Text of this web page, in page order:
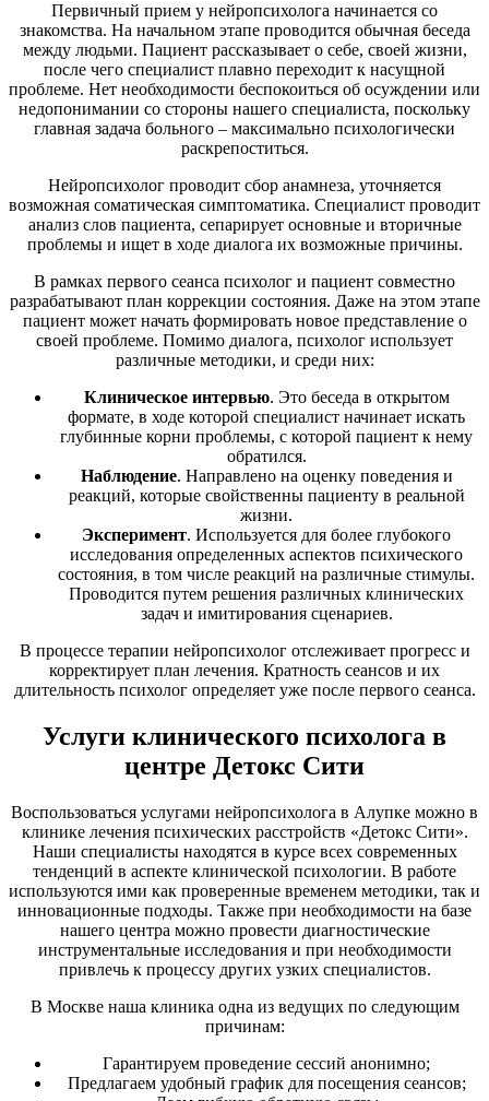
Первичный прием у нейропсихолога начинается со
знакомства. На начальном этапе проводится обычная беседа
между людьми. Пациент рассказывает о себе, своей жизни,
после чего специалист плавно переходит к насущной
проблеме. Нет необходимости беспокоиться об осуждении или
недопонимании со стороны нашего специалиста, поскольку
главная задача больного – максимально психологически
раскрепоститься.
Нейропсихолог проводит сбор анамнеза, уточняется
возможная соматическая симптоматика. Специалист проводит
анализ слов пациента, сепарирует основные и вторичные
проблемы и ищет в ходе диалога их возможные причины.
В рамках первого сеанса психолог и пациент совместно
разрабатывают план коррекции состояния. Даже на этом этапе
пациент может начать формировать новое представление о
своей проблеме. Помимо диалога, психолог использует
различные методики, и среди них:
Клиническое интервью. Это беседа в открытом
формате, в ходе которой специалист начинает искать
глубинные корни проблемы, с которой пациент к нему
обратился.
Наблюдение. Направлено на оценку поведения и
реакций, которые свойственны пациенту в реальной
жизни.
Эксперимент. Используется для более глубокого
исследования определенных аспектов психического
состояния, в том числе реакций на различные стимулы.
Проводится путем решения различных клинических
задач и имитирования сценариев.
В процессе терапии нейропсихолог отслеживает прогресс и
корректирует план лечения. Кратность сеансов и их
длительность психолог определяет уже после первого сеанса.
Услуги клинического психолога в
центре Детокс Сити
Воспользоваться услугами нейропсихолога в Алупке можно в
клинике лечения психических расстройств «Детокс Сити».
Наши специалисты находятся в курсе всех современных
тенденций в аспекте клинической психологии. В работе
используются ими как проверенные временем методики, так и
инновационные подходы. Также при необходимости на базе
нашего центра можно провести диагностические
инструментальные исследования и при необходимости
привлечь к процессу других узких специалистов.
В Москве наша клиника одна из ведущих по следующим
причинам:
Гарантируем проведение сессий анонимно;
Предлагаем удобный график для посещения сеансов;